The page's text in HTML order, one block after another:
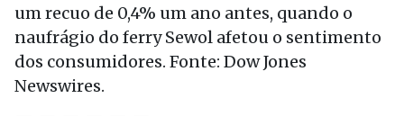
um recuo de 0,4% um ano antes, quando o
naufrágio do ferry Sewol afetou o sentimento
dos consumidores. Fonte: Dow Jones
Newswires.